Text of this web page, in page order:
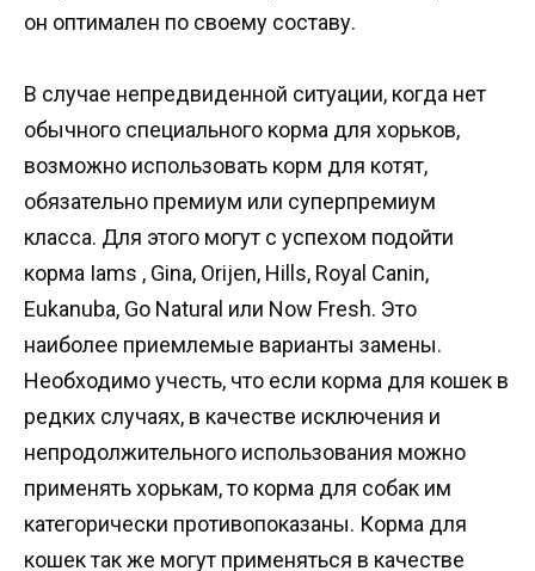
он оптимален по своему составу.
В случае непредвиденной ситуации, когда нет
обычного специального корма для хорьков,
возможно использовать корм для котят,
обязательно премиум или суперпремиум
класса. Для этого могут с успехом подойти
корма Iams , Gina, Orijen, Hills, Royal Canin,
Eukanuba, Go Natural или Now Fresh. Это
наиболее приемлемые варианты замены.
Необходимо учесть, что если корма для кошек в
редких случаях, в качестве исключения и
непродолжительного использования можно
применять хорькам, то корма для собак им
категорически противопоказаны. Корма для
кошек так же могут применяться в качестве